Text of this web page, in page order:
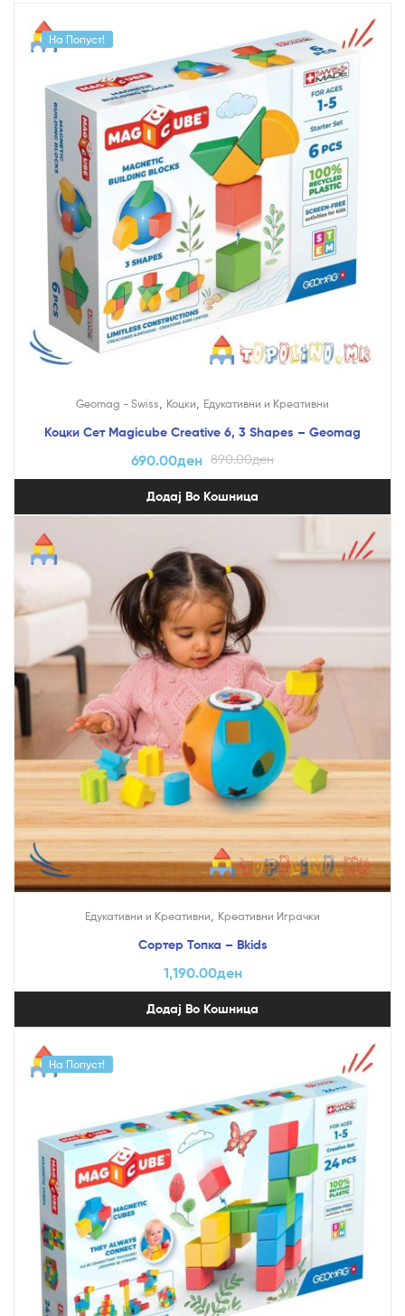
На Попуст!
Geomag - Swiss Коцки Едукативни и Креативни
Коцки Сет Magicube Creative 6, 3 Shapes – Geomag
890.00ден
690.00ден
Додај Во Кошница
Едукативни и Креативни Креативни Играчки
Сортер Топка – Bkids
1,190.00ден
Додај Во Кошница
На Попуст!